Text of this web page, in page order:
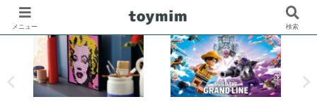
メニュー 検索